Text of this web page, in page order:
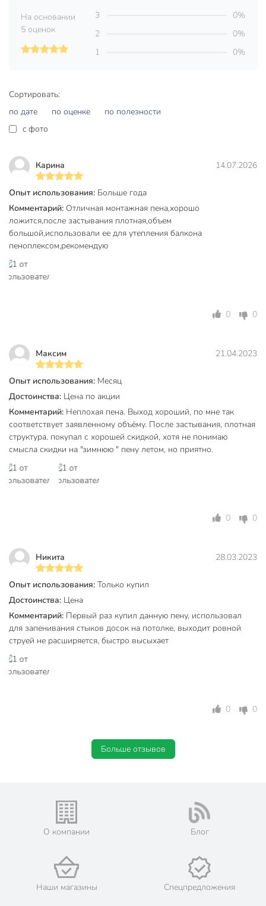
Максимальная температура
эксплуатации, °C
Выход, л
Бренд
Способ выпуска из баллона
Особенности
Область применения
для внутренних
бежевый
Класс опасности
Срок годности, мес
Артикул производителя
KUPP10W65+
Модель
Proff 65+ Absolut
Arktika
Вес в упаковке
Габариты упаковки
Сортировать:
по дате
по оценке
по полезности
c фото
Карина 14.07.2026
Опыт использования: Больше года
Комментарий: Отличная монтажная пена,хорошо
ложится,после застывания плотная,объем
большой,использовали ее для утепления балкона
пеноплексом,рекомендую
0 0
Максим 21.04.2023
Опыт использования: Месяц
Достоинства: Цена по акции
Комментарий: Неплохая пена. Выход хороший, по мне так
соответствует заявленному объёму. После застывания, плотная
структура. покупал с хорошей скидкой, хотя не понимаю
смысла скидки на "зимнюю " пену летом, но приятно.
0 0
Никита 28.03.2023
Опыт использования: Только купил
Достоинства: Цена
Комментарий: Первый раз купил данную пену, использовал
для запенивания стыков досок на потолке, выходит ровной
струей не расширяется, быстро высыхает
0 0
Больше отзывов
На основании
5 оценок
3
0%
2
0%
1
0%
О компании Блог
Наши магазины Спецпредложения